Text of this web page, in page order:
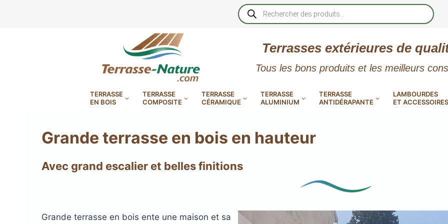
Recherche
de
produits
Terrasses extérieures de
Tous les bons produits et les meilleurs
TERRASSE
EN BOIS
EN BOIS EXOTIQUE
TERRASSE
COMPOSITE
BOIS COMPOSITE TIMBERTECH
TERRASSE
CÉRAMIQUE
DURA EN CERAMIQUE
TERRASSE
ALUMINIUM
TERRASSE
ANTIDÉRAPANTE
POUR TERRASSE EN BOIS
LAMBOURDES
ET ACCESSOIRES
CALES RÉGLABLES
POUR TERRASSE
XTRACLAD À CLAIRE VOIE
XTRACLAD « CLIN »
Grande terrasse en bois en hauteur
Avec grand escalier et belles finitions
Grande terrasse en bois ente une maison et sa